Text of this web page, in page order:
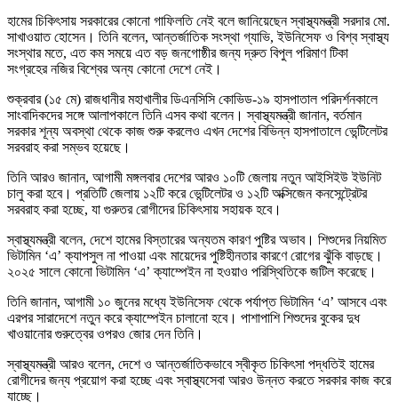
হামের চিকিৎসায় সরকারের কোনো গাফিলতি নেই বলে জানিয়েছেন স্বাস্থ্যমন্ত্রী সরদার মো.
সাখাওয়াত হোসেন। তিনি বলেন, আন্তর্জাতিক সংস্থা গ্যাভি, ইউনিসেফ ও বিশ্ব স্বাস্থ্য
সংস্থার মতে, এত কম সময়ে এত বড় জনগোষ্ঠীর জন্য দ্রুত বিপুল পরিমাণ টিকা
সংগ্রহের নজির বিশ্বের অন্য কোনো দেশে নেই।
শুক্রবার (১৫ মে) রাজধানীর মহাখালীর ডিএনসিসি কোভিড-১৯ হাসপাতাল পরিদর্শনকালে
সাংবাদিকদের সঙ্গে আলাপকালে তিনি এসব কথা বলেন। স্বাস্থ্যমন্ত্রী জানান, বর্তমান
সরকার শূন্য অবস্থা থেকে কাজ শুরু করলেও এখন দেশের বিভিন্ন হাসপাতালে ভেন্টিলেটর
সরবরাহ করা সম্ভব হয়েছে।
তিনি আরও জানান, আগামী মঙ্গলবার দেশের আরও ১০টি জেলায় নতুন আইসিইউ ইউনিট
চালু করা হবে। প্রতিটি জেলায় ১২টি করে ভেন্টিলেটর ও ১২টি অক্সিজেন কনসেন্ট্রেটর
সরবরাহ করা হচ্ছে, যা গুরুতর রোগীদের চিকিৎসায় সহায়ক হবে।
স্বাস্থ্যমন্ত্রী বলেন, দেশে হামের বিস্তারের অন্যতম কারণ পুষ্টির অভাব। শিশুদের নিয়মিত
ভিটামিন ‘এ’ ক্যাপসুল না পাওয়া এবং মায়েদের পুষ্টিহীনতার কারণে রোগের ঝুঁকি বাড়ছে।
২০২৫ সালে কোনো ভিটামিন ‘এ’ ক্যাম্পেইন না হওয়াও পরিস্থিতিকে জটিল করেছে।
তিনি জানান, আগামী ১০ জুনের মধ্যে ইউনিসেফ থেকে পর্যাপ্ত ভিটামিন ‘এ’ আসবে এবং
এরপর সারাদেশে নতুন করে ক্যাম্পেইন চালানো হবে। পাশাপাশি শিশুদের বুকের দুধ
খাওয়ানোর গুরুত্বের ওপরও জোর দেন তিনি।
স্বাস্থ্যমন্ত্রী আরও বলেন, দেশে ও আন্তর্জাতিকভাবে স্বীকৃত চিকিৎসা পদ্ধতিই হামের
রোগীদের জন্য প্রয়োগ করা হচ্ছে এবং স্বাস্থ্যসেবা আরও উন্নত করতে সরকার কাজ করে
যাচ্ছে।